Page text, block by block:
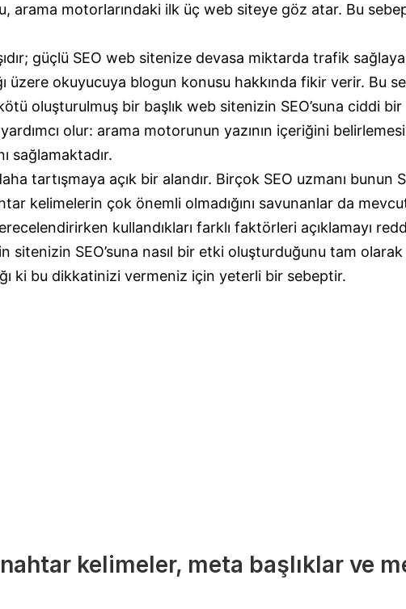
arama motorlarındaki ilk üç web siteye göz atar. Bu
güçlü SEO web sitenize devasa miktarda trafik
üzere okuyucuya blogun konusu hakkında fikir verir. Bu
oluşturulmuş bir başlık web sitenizin SEO’suna ciddi
olur: arama motorunun yazının içeriğini
sağlamaktadır.
tartışmaya açık bir alandır. Birçok SEO uzmanı bunun
kelimelerin çok önemli olmadığını savunanlar da
kullandıkları farklı faktörleri açıklamayı
sitenizin SEO’suna nasıl bir etki oluşturduğunu tam
ki bu dikkatinizi vermeniz için yeterli bir sebeptir.
kelimeler, meta başlıklar ve